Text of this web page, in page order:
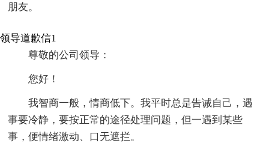
朋友。
领导道歉信1
尊敬的公司领导：
您好！
我智商一般，情商低下。我平时总是告诫自己，遇
事要冷静，要按正常的途径处理问题，但一遇到某些
事，便情绪激动、口无遮拦。